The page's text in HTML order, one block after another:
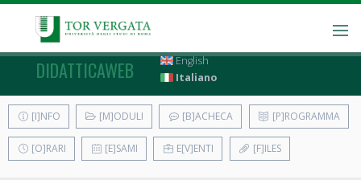
DIDATTICAWEB
English
Italiano
[I]NFO [M]ODULI [B]ACHECA [P]ROGRAMMA
[O]RARI [E]SAMI E[V]ENTI [F]ILES